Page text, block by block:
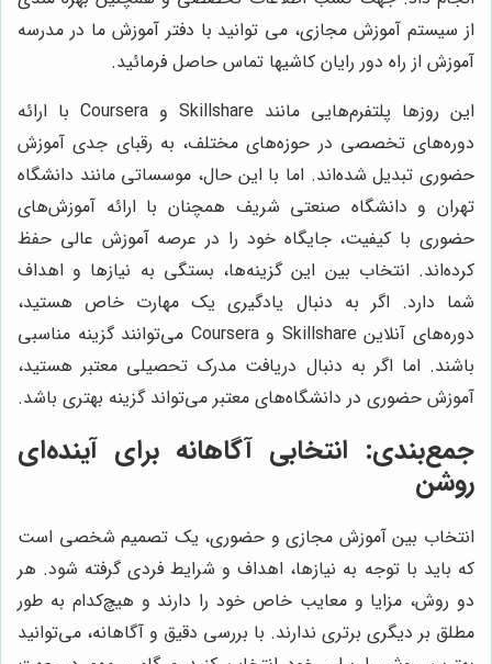
از سیستم آموزش مجازی، می توانید با دفتر آموزش ما در مدرسه
آموزش از راه دور رایان کاشیها تماس حاصل فرمائید.
این روزها پلتفرم‌هایی مانند Skillshare و Coursera با ارائه
دوره‌های تخصصی در حوزه‌های مختلف، به رقبای جدی آموزش
حضوری تبدیل شده‌اند. اما با این حال، موسساتی مانند دانشگاه
تهران و دانشگاه صنعتی شریف همچنان با ارائه آموزش‌های
حضوری با کیفیت، جایگاه خود را در عرصه آموزش عالی حفظ
کرده‌اند. انتخاب بین این گزینه‌ها، بستگی به نیازها و اهداف
شما دارد. اگر به دنبال یادگیری یک مهارت خاص هستید،
دوره‌های آنلاین Skillshare و Coursera می‌توانند گزینه مناسبی
باشند. اما اگر به دنبال دریافت مدرک تحصیلی معتبر هستید،
آموزش حضوری در دانشگاه‌های معتبر می‌تواند گزینه بهتری باشد.
جمع‌بندی: انتخابی آگاهانه برای آینده‌ای
روشن
انتخاب بین آموزش مجازی و حضوری، یک تصمیم شخصی است
که باید با توجه به نیازها، اهداف و شرایط فردی گرفته شود. هر
دو روش، مزایا و معایب خاص خود را دارند و هیچ‌کدام به طور
مطلق بر دیگری برتری ندارند. با بررسی دقیق و آگاهانه، می‌توانید